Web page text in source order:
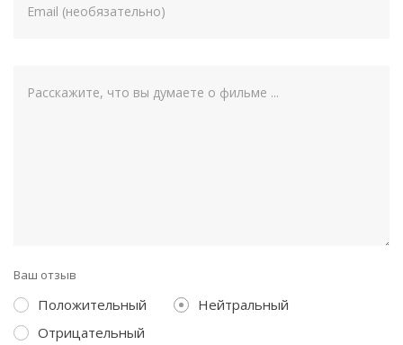
Ваш отзыв
Положительный
Нейтральный
Отрицательный